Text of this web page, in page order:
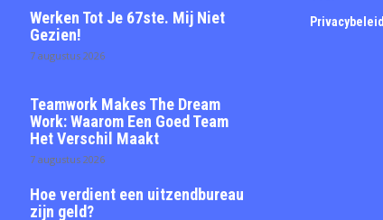
Werken Tot Je 67ste. Mij Niet
Gezien!
7 augustus 2026
Teamwork Makes The Dream
Work: Waarom Een Goed Team
Het Verschil Maakt
7 augustus 2026
Hoe verdient een uitzendbureau
zijn geld?
Privacybeleid